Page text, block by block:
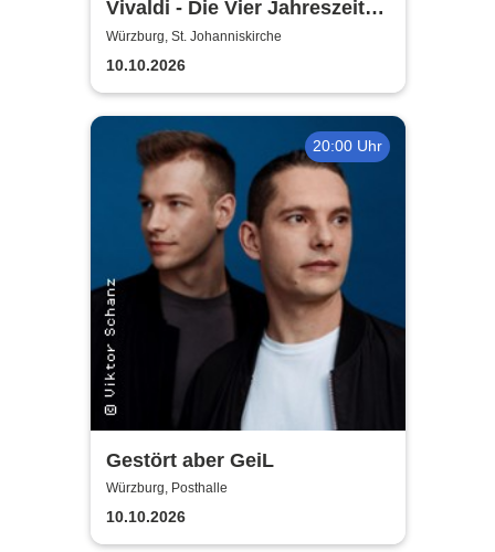
Vivaldi - Die Vier Jahreszeiten
| Kammerorchester der Neuen
Philharmonie Hamburg
Würzburg, St. Johanniskirche
10.10.2026
20:00 Uhr
Gestört aber GeiL
Würzburg, Posthalle
10.10.2026